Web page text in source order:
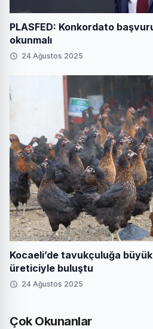
PLASFED: Konkordato
okunmalı
24 Ağustos 2025
Kocaeli’de tavukçuluğa
üreticiyle buluştu
24 Ağustos 2025
Çok Okunanlar